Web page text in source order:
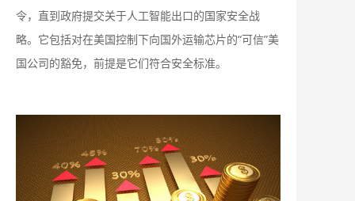
令，直到政府提交关于人工智能出口的国家安全战
略。它包括对在美国控制下向国外运输芯片的“可信”美
国公司的豁免，前提是它们符合安全标准。